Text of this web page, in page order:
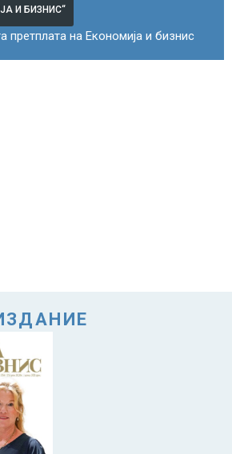
И БИЗНИС“
претплата на Економија и бизнис